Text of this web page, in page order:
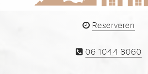
Reserveren
06 1044 8060